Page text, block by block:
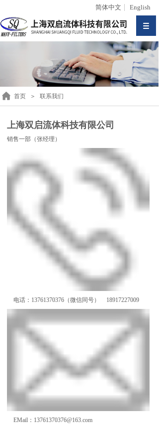
简体中文 English
首页 ＞ 联系我们
上海双启流体科技有限公司
销售一部（张经理）
电话：13761370376（微信同号） 18917227009
EMail ： 13761370376@163.com